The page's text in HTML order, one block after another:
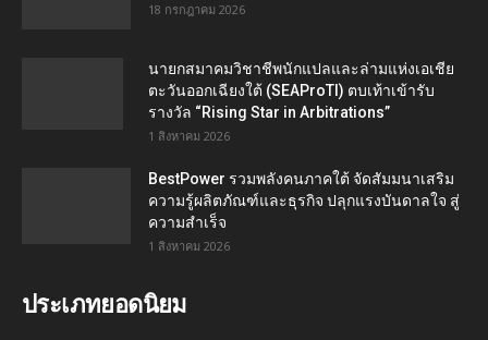
18 กรกฎาคม 2026
นายกสมาคมวิชาชีพนักแปลและล่ามแห่งเอเชีย
ตะวันออกเฉียงใต้ (SEAProTI) ตบเท้าเข้ารับ
รางวัล “Rising Star in Arbitrations”
1 สิงหาคม 2026
BestPower รวมพลังคนภาคใต้ จัดสัมมนาเสริม
ความรู้ผลิตภัณฑ์และธุรกิจ ปลุกแรงบันดาลใจ สู่
ความสำเร็จ
1 สิงหาคม 2026
ประเภทยอดนิยม